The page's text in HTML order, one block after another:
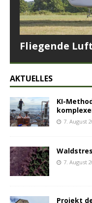
Fliegende
AKTUELLES
KI-
7. August
7. August
Projekt